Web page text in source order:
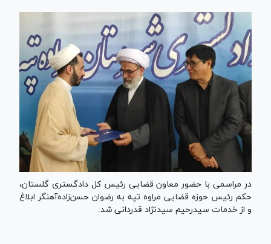
در مراسمی با حضور معاون قضایی رئیس کل دادگستری گلستان،
حکم رئیس حوزه قضایی مراوه تپه به رضوان حسن‌زاده‌آهنگر ابلاغ
و از خدمات سیدرحیم سیدنژاد قدردانی شد.